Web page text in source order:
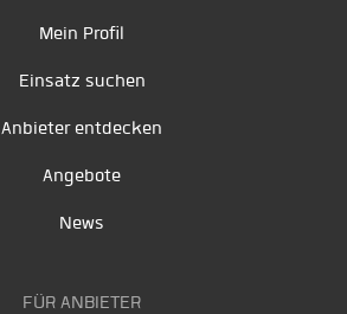
Mein Profil
Einsatz suchen
Anbieter entdecken
Angebote
News
FÜR ANBIETER